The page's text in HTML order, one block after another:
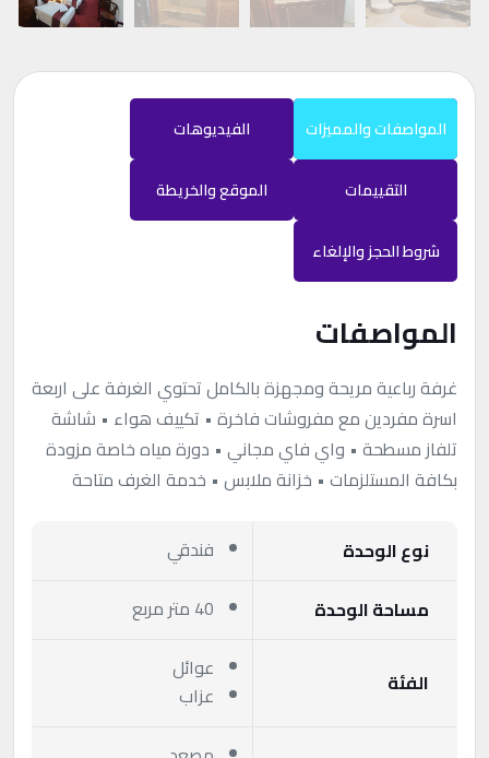
المواصفات والمميزات الفيديوهات
التقييمات الموقع والخريطة
شروط الحجز والإلغاء
المواصفات
غرفة رباعية مريحة ومجهزة بالكامل تحتوي الغرفة على اربعة
اسرة مفردين مع مفروشات فاخرة • تكييف هواء • شاشة
تلفاز مسطحة • واي فاي مجاني • دورة مياه خاصة مزودة
بكافة المستلزمات • خزانة ملابس • خدمة الغرف متاحة
نوع الوحدة
فندقي
مساحة الوحدة
40 متر مربع
الفئة
عوائل
عزاب